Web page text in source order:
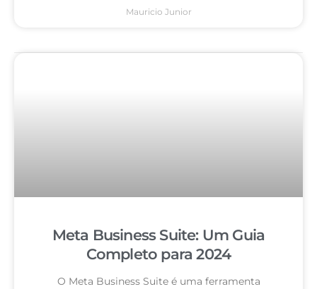
Mauricio Junior
Meta Business Suite: Um Guia
Completo para 2024
O Meta Business Suite é uma ferramenta